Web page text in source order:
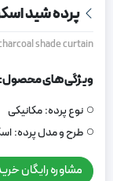
پرده شید
shade curtain
ویژگی های محصول:
نوع پرده:مکانیکی
طرح و مدل پرده:
مشاوره رایگان خرید :